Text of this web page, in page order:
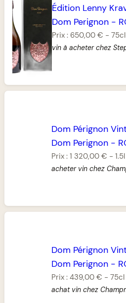
Édition Lenny
Dom Perignon-
Prix : 650,00 € - 75cl
vin à acheter chez
Dom Pérignon
Dom Perignon-
Prix : 1 320,00 € - 1.5l
acheter vin chez
Dom Pérignon
Dom Perignon-
Prix : 439,00 € - 75cl
achat vin chez